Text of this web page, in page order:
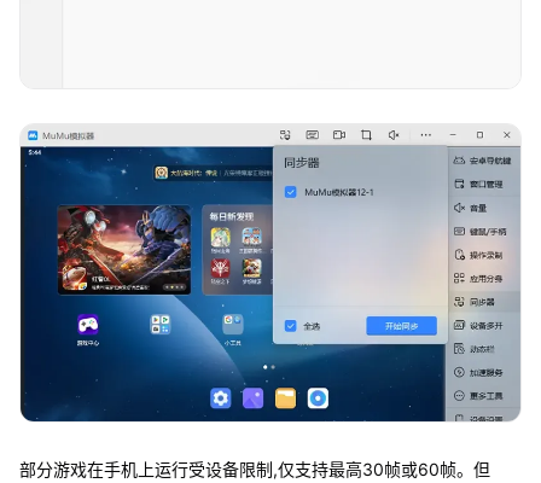
部分游戏在手机上运行受设备限制,仅支持最高30帧或60帧。但